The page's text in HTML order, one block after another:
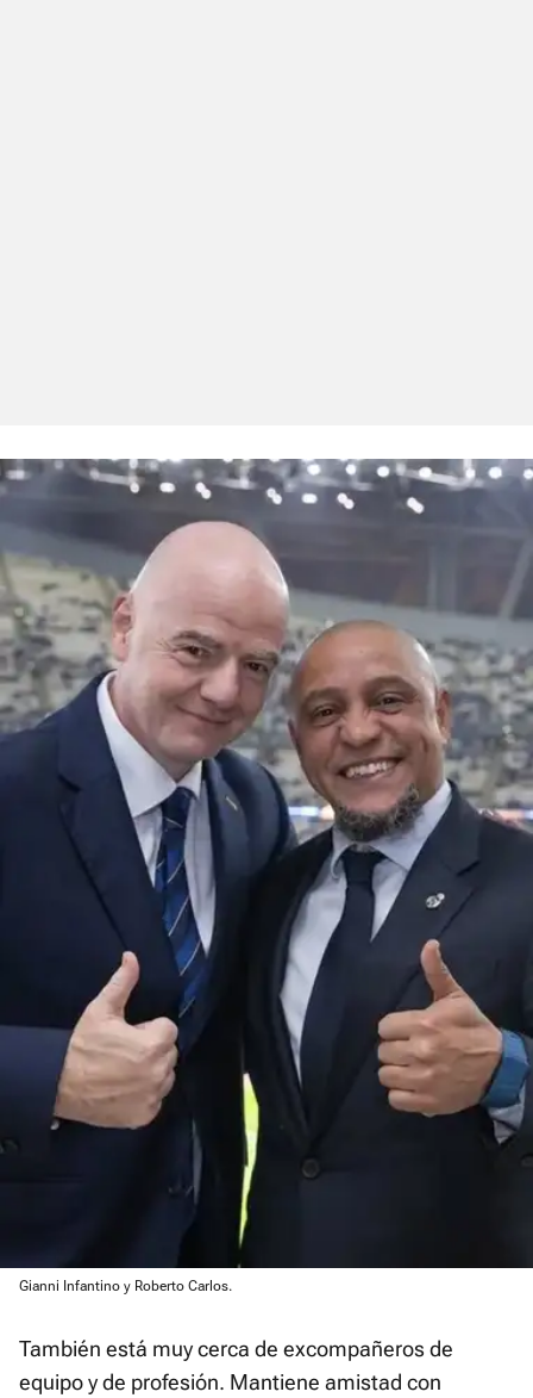
Gianni Infantino y Roberto Carlos.
También está muy cerca de excompañeros de
equipo y de profesión. Mantiene amistad con